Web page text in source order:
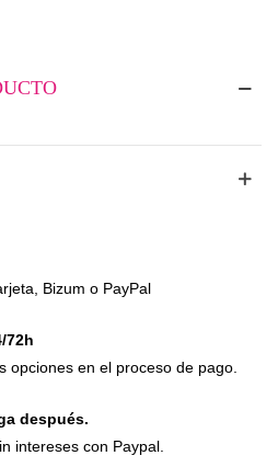
Bizum o PayPal
72h
opciones en el proceso de pago.
después.
intereses con Paypal.